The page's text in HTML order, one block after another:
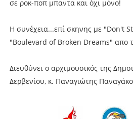
σε ροκ-ποπ μπαντα και όχι μόνο!
Η συνέχεια...επί σκηνης με "Don't
"Boulevard of Broken Dreams" απο
Διευθύνει ο αρχιμουσικός της
Δερβενίου, κ. Παναγιώτης